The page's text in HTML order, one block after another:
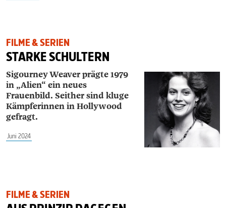
FILME & SERIEN
STARKE SCHULTERN
Sigourney Weaver prägte 1979
in „Alien“ ein neues
Frauenbild. Seither sind kluge
Kämpferinnen in Hollywood
gefragt.
Juni 2024
FILME & SERIEN